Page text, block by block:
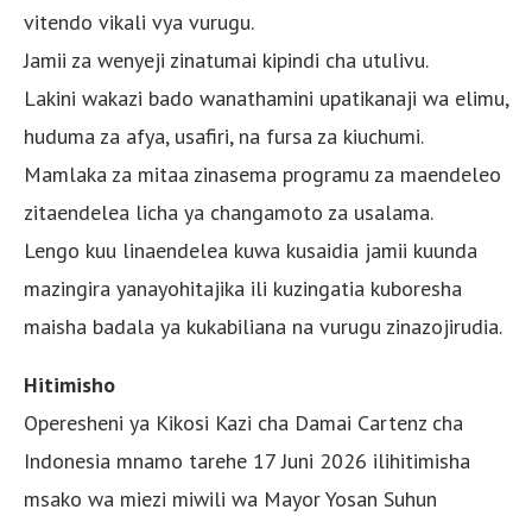
vitendo vikali vya vurugu.
Jamii za wenyeji zinatumai kipindi cha utulivu.
Lakini wakazi bado wanathamini upatikanaji wa elimu,
huduma za afya, usafiri, na fursa za kiuchumi.
Mamlaka za mitaa zinasema programu za maendeleo
zitaendelea licha ya changamoto za usalama.
Lengo kuu linaendelea kuwa kusaidia jamii kuunda
mazingira yanayohitajika ili kuzingatia kuboresha
maisha badala ya kukabiliana na vurugu zinazojirudia.
Hitimisho
Operesheni ya Kikosi Kazi cha Damai Cartenz cha
Indonesia mnamo tarehe 17 Juni 2026 ilihitimisha
msako wa miezi miwili wa Mayor Yosan Suhun